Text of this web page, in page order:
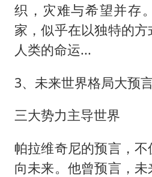
织，灾难与希望并存
家，似乎在以独特的
人类的命运...
3、未来世界格局大预
三大势力主导世界
帕拉维奇尼的预言，
向未来。他曾预言，